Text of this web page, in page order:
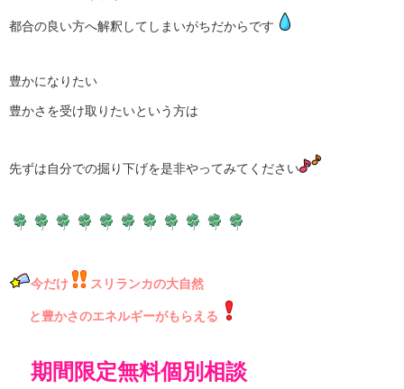
都合の良い方へ解釈してしまいがちだからです
豊かになりたい
豊かさを受け取りたいという方は
先ずは自分での掘り下げを是非やってみてください
今だけ スリランカの大自然
と豊かさのエネルギーがもらえる
期間限定無料個別相談